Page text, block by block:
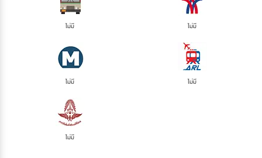
ไม่มี ไม่มี
ไม่มี ไม่มี
ไม่มี